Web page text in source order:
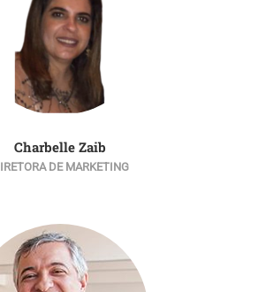
Charbelle Zaib
DE MARKETING